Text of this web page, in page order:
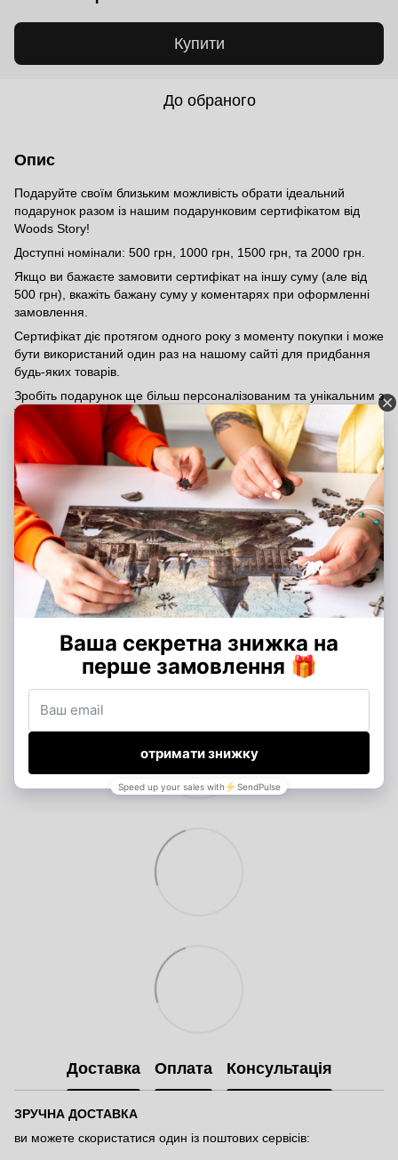
Купити
До обраного
Опис
Подаруйте своїм близьким можливість обрати ідеальний
подарунок разом із нашим подарунковим сертифікатом від
Woods Story!
Доступні номінали: 500 грн, 1000 грн, 1500 грн, та 2000 грн.
Якщо ви бажаєте замовити сертифікат на іншу суму (але від
500 грн), вкажіть бажану суму у коментарях при оформленні
замовлення.
Сертифікат діє протягом одного року з моменту покупки і може
бути використаний один раз на нашому сайті для придбання
будь-яких товарів.
Зробіть подарунок ще більш персоналізованим та унікальним з
Woods Story!
Відгуки
Додайте перший відгук
Написати відгук
Доставка Оплата Консультація
ЗРУЧНА ДОСТАВКА
ви можете скористатися один із поштових сервісів: